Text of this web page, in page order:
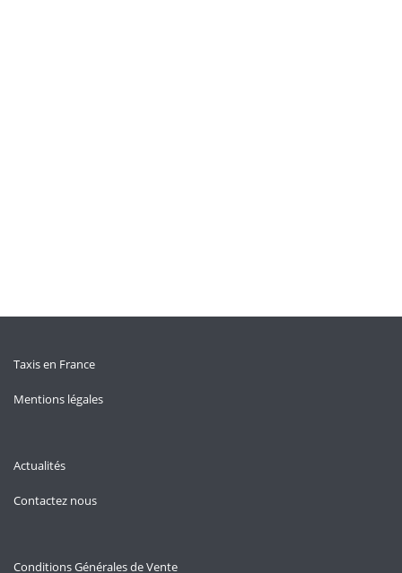
Taxis en France
Mentions légales
Actualités
Contactez nous
Conditions Générales de Vente